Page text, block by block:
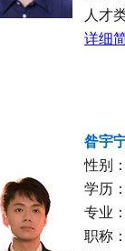
人才
详细
昝宇
性别
学历
专业
职称